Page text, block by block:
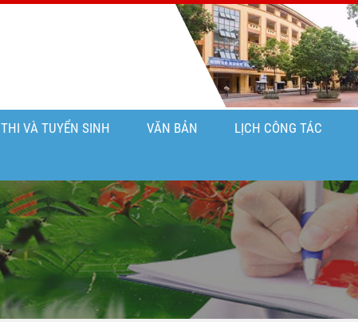
THI VÀ TUYỂN SINH VĂN BẢN LỊCH CÔNG TÁC